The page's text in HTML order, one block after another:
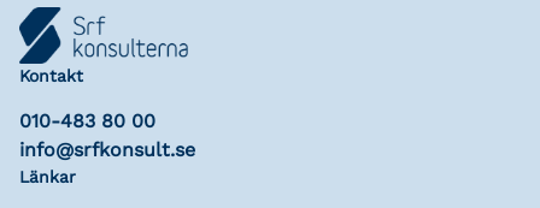
Kontakt
010-483 80 00
info@srfkonsult.se
Länkar